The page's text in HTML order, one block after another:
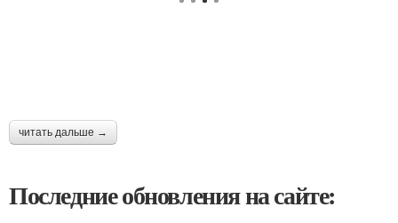
читать дальше →
Последние обновления на сайте: